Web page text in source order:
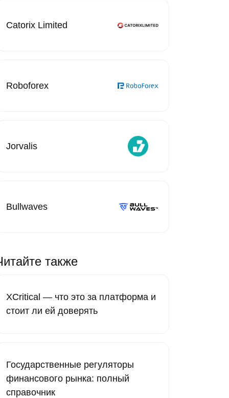
Catorix Limited
Roboforex
Jorvalis
Bullwaves
также
XCritical — что это за платформа и
стоит ли ей доверять
Государственные регуляторы
финансового рынка: полный
справочник